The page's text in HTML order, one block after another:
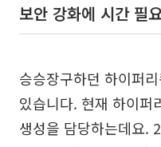
보안 강화에 시간 필
승승장구하던 하이퍼
있습니다. 현재 하이퍼
생성을 담당하는데요.